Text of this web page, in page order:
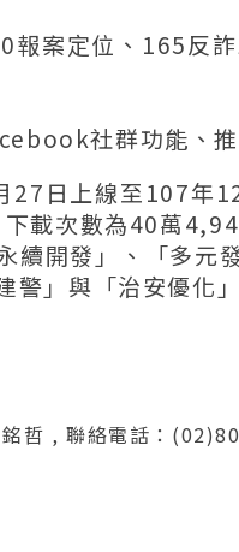
報案定位、165反
社群功能、
日上線至107年
載次數為40萬
續開發」、「多
警」與「治安優化
哲 , 聯絡電話：